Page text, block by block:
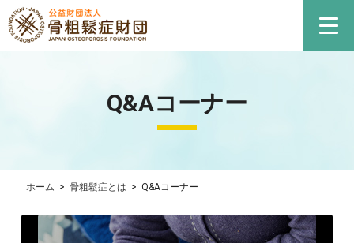
Q&Aコーナー
ホーム > 骨粗鬆症とは > Q&Aコーナー